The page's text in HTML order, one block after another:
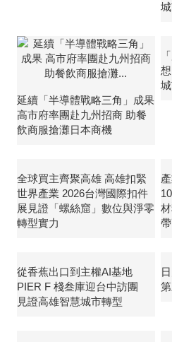
延續「半導體戰略三角」成果
高市府率團赴九州招商 助餐
飲商服搶灘日本商機
全球買主齊聚高雄 高雄扣緊
世界產業 2026台灣國際扣件
展見證「螺絲窟」數位與淨零
轉型實力
從香蕉出口到主權AI基地
PIER F 棧叁庫迎台中訪團
見證高雄智慧城市轉型